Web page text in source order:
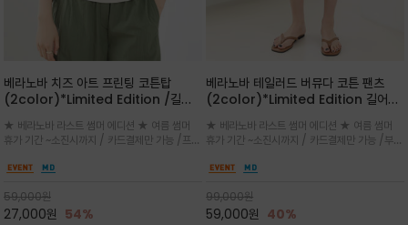
베라노바 치즈 아트 프린팅 코튼탑
(2color)*Limited Edition /길어
세요 ^^
★ 베라노바 라스트 썸머 에디션 ★ 여름 썸머
휴가 기간 ~소진시까지 / 카드결제만 가능 /프론
러스트 프린트가 더해져 과하지 않으면서도 세련
59,000원
27,000원 54%
베라노바 테일러드 버뮤다 코튼 팬츠
(2color)*Limited Edition 길어진
^^
★ 베라노바 라스트 썸머 에디션 ★ 여름 썸머
휴가 기간 ~소진시까지 / 카드결제만 가능 /부드
은은한 매트 컬러가 고급스러운 분위기
99,000원
59,000원 40%